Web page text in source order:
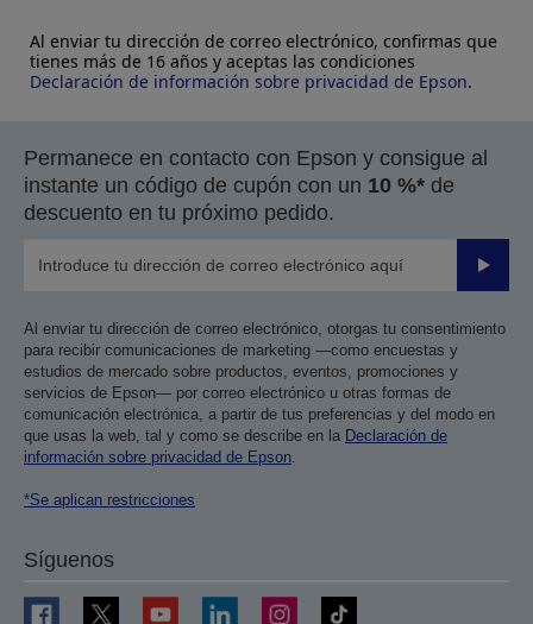
Al enviar tu dirección de correo electrónico, confirmas que
tienes más de 16 años y aceptas las condiciones
Declaración de información sobre privacidad de Epson.
Permanece en contacto con Epson y consigue al
instante un código de cupón con un 10 %* de
descuento en tu próximo pedido.
Enviar
Al enviar tu dirección de correo electrónico, otorgas tu consentimiento
para recibir comunicaciones de marketing —como encuestas y
estudios de mercado sobre productos, eventos, promociones y
servicios de Epson— por correo electrónico u otras formas de
comunicación electrónica, a partir de tus preferencias y del modo en
que usas la web, tal y como se describe en la Declaración de
información sobre privacidad de Epson.
*Se aplican restricciones
Síguenos